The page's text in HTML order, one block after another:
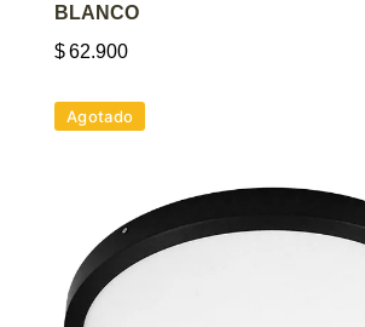
BLANCO
$62.900
Agotado